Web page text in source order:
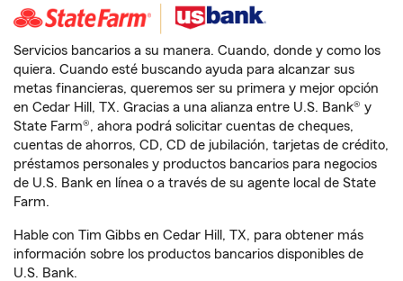
Servicios bancarios a su manera. Cuando, donde y como los
quiera. Cuando esté buscando ayuda para alcanzar sus
metas financieras, queremos ser su primera y mejor opción
en Cedar Hill, TX. Gracias a una alianza entre U.S. Bank® y
State Farm®, ahora podrá solicitar cuentas de cheques,
cuentas de ahorros, CD, CD de jubilación, tarjetas de crédito,
préstamos personales y productos bancarios para negocios
de U.S. Bank en línea o a través de su agente local de State
Farm.
Hable con Tim Gibbs en Cedar Hill, TX, para obtener más
información sobre los productos bancarios disponibles de
U.S. Bank.